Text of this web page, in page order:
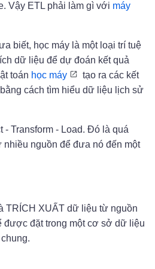
Vậy ETL phải làm gì với máy
biết, học máy là một loại trí tuệ
dữ liệu để dự đoán kết quả
toán học máy
tạo ra các kết
cách tìm hiểu dữ liệu lịch sử
- Transform - Load. Đó là quá
nguồn để đưa nó đến một
TRÍCH XUẤT dữ liệu từ nguồn
được đặt trong một cơ sở dữ liệu